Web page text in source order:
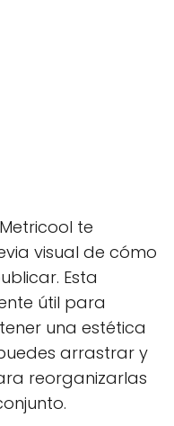
te
visual de cómo
Esta
útil para
una estética
arrastrar y
reorganizarlas